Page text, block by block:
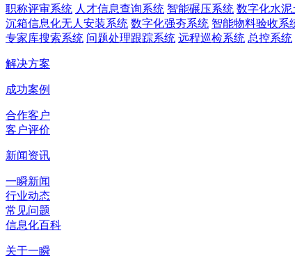
职称评审系统 人才信息查询系统 智能碾压系统 数字化水
沉箱信息化无人安装系统 数字化强夯系统 智能物料验收系
专家库搜索系统 问题处理跟踪系统 远程巡检系统 总控系统
解决方案
成功案例
合作客户
客户评价
新闻资讯
一瞬新闻
行业动态
常见问题
信息化百科
关于一瞬